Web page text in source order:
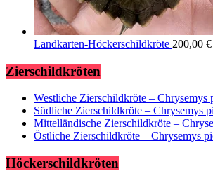
Landkarten-Höckerschildkröte 200,00 €
Zierschildkröten
Westliche Zierschildkröte – Chrysemys
Südliche Zierschildkröte – Chrysemys
Mittelländische Zierschildkröte –
Östliche Zierschildkröte – Chrysemys
Höckerschildkröten